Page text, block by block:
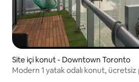
Site içi konut - Downtown Toronto
Modern 1 yatak odalı konut,